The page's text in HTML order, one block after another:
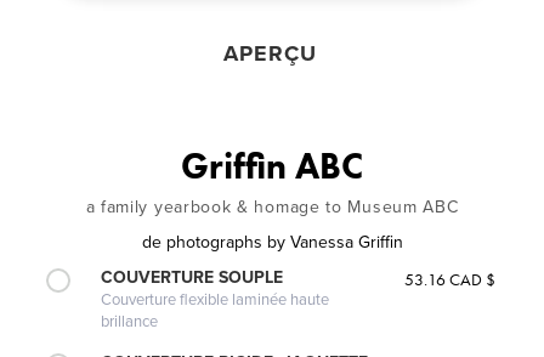
APERÇU
Griffin ABC
a family yearbook & homage to Museum ABC
de photographs by Vanessa Griffin
COUVERTURE SOUPLE
Couverture flexible laminée haute
brillance
53.16 CAD $